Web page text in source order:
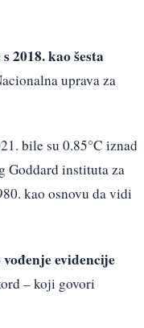
2018. kao šesta
uprava za
bile su 0.85°C iznad
Goddard instituta za
kao osnovu da vidi
evidencije
– koji govori